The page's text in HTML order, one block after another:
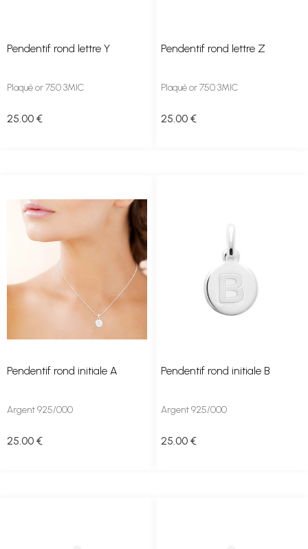
Pendentif rond lettre Y
Plaqué or 750 3MIC
25 .00 €
Pendentif rond lettre Z
Plaqué or 750 3MIC
25 .00 €
Pendentif rond initiale A
Argent 925/000
25 .00 €
Pendentif rond initiale B
Argent 925/000
25 .00 €